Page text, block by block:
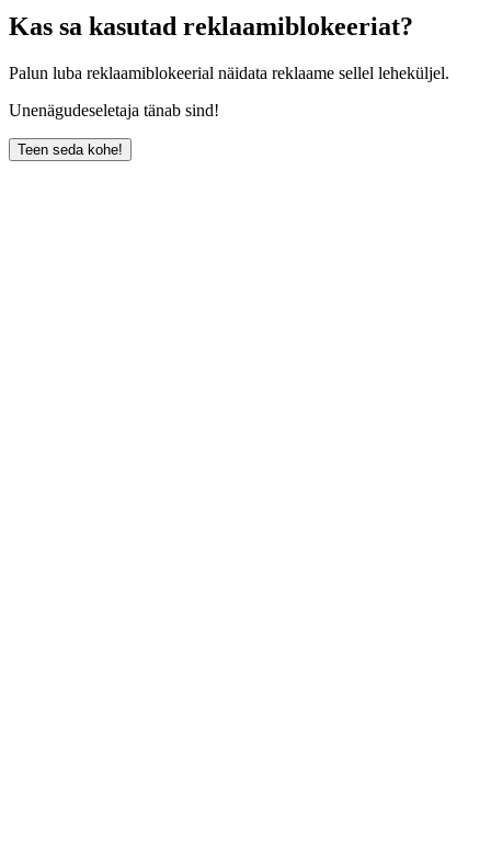
Kas sa kasutad reklaamiblokeeriat?
Palun luba reklaamiblokeerial näidata reklaame sellel leheküljel.
Unenägudeseletaja tänab sind!
Teen seda kohe!